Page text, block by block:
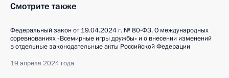
Смотрите также
Федеральный закон от 19.04.2024 г. № 80-ФЗ. О международных
соревнованиях «Всемирные игры дружбы» и о внесении изменений
в отдельные законодательные акты Российской Федерации
19 апреля 2024 года